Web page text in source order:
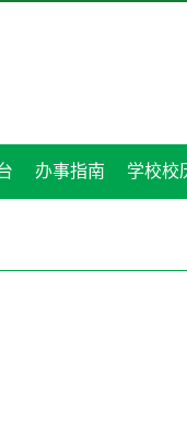
办事指南 学校校